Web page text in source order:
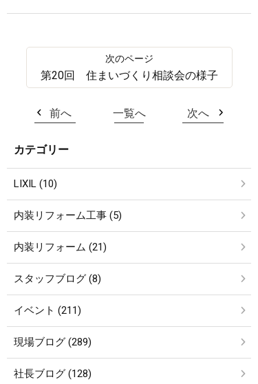
第20回 住まいづくり相談会の様子
前へ 一覧へ 次へ
カテゴリー
LIXIL (10)
内装リフォーム工事 (5)
内装リフォーム (21)
スタッフブログ (8)
イベント (211)
現場ブログ (289)
社長ブログ (128)